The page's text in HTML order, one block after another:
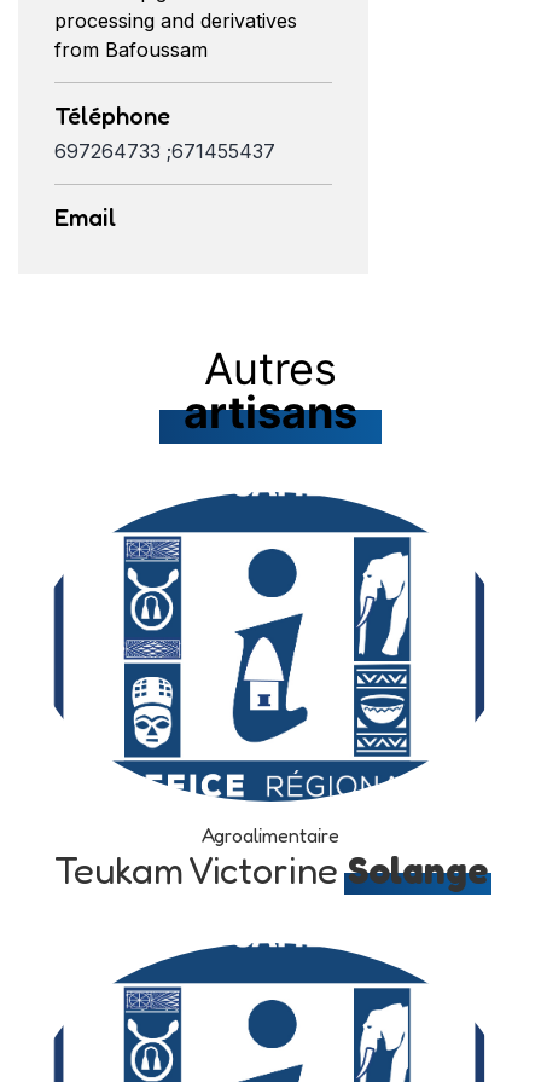
processing and derivatives
from Bafoussam
Téléphone
697264733 ;671455437
Email
Autres
artisans
Agroalimentaire
Teukam VictorineSolange